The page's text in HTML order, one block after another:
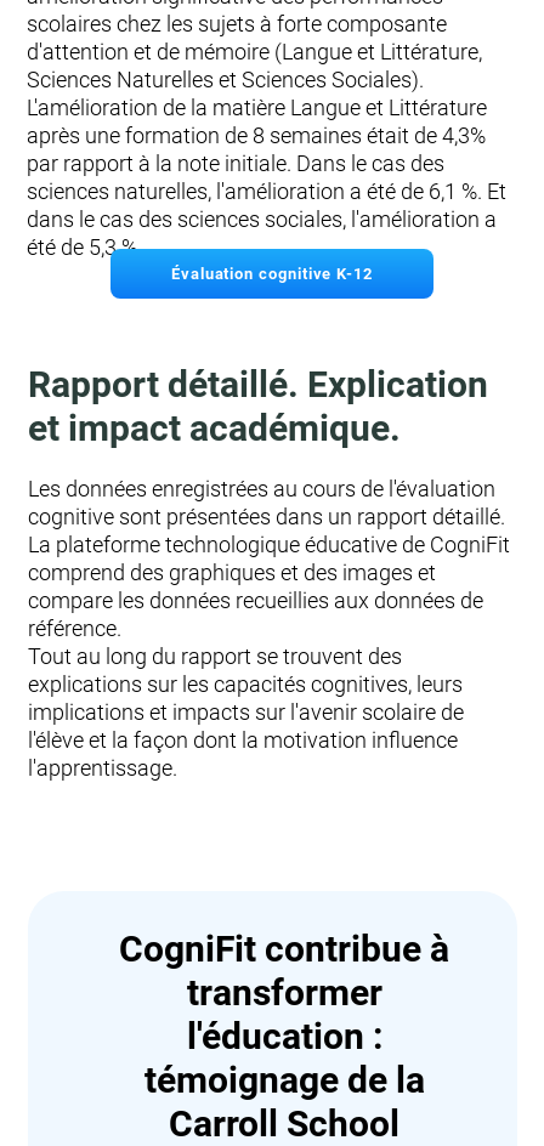
scolaires chez les sujets à forte composante
d'attention et de mémoire (Langue et Littérature,
Sciences Naturelles et Sciences Sociales).
L'amélioration de la matière Langue et Littérature
après une formation de 8 semaines était de 4,3%
par rapport à la note initiale. Dans le cas des
sciences naturelles, l'amélioration a été de 6,1 %. Et
dans le cas des sciences sociales, l'amélioration a
été de 5,3 %.
Évaluation cognitive K-12
Rapport détaillé. Explication
et impact académique.
Les données enregistrées au cours de l'évaluation
cognitive sont présentées dans un rapport détaillé.
La plateforme technologique éducative de CogniFit
comprend des graphiques et des images et
compare les données recueillies aux données de
référence.
Tout au long du rapport se trouvent des
explications sur les capacités cognitives, leurs
implications et impacts sur l'avenir scolaire de
l'élève et la façon dont la motivation influence
l'apprentissage.
CogniFit contribue à
transformer
l'éducation :
témoignage de la
Carroll School